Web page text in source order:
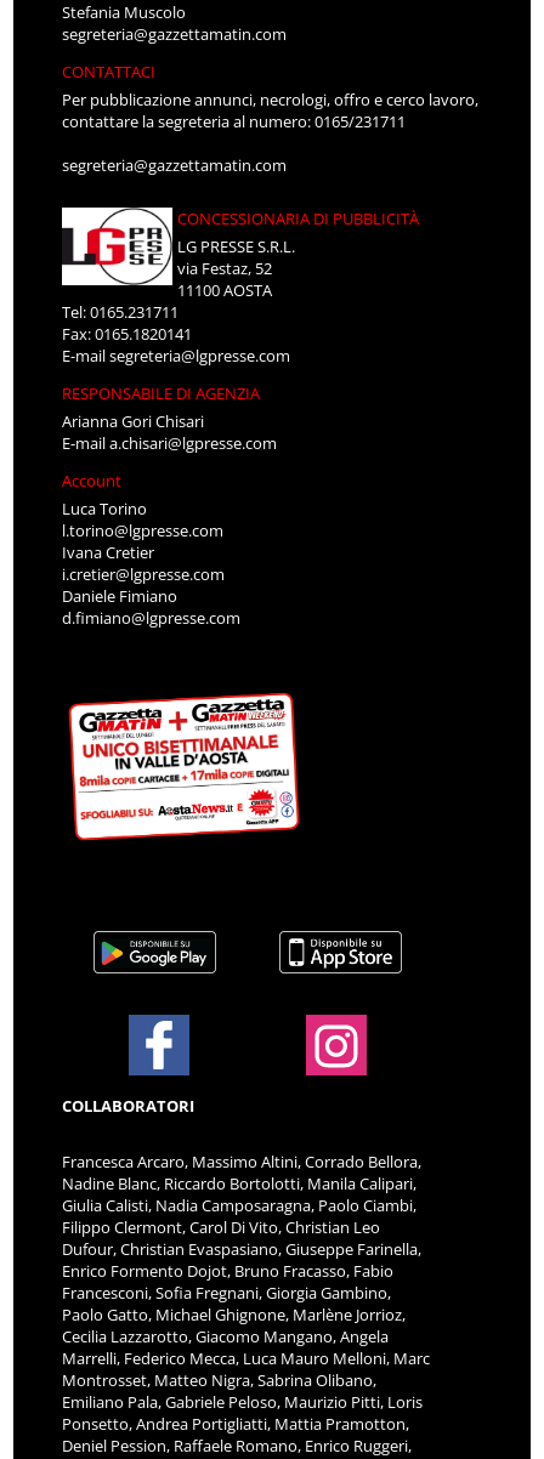
Stefania Muscolo
segreteria@gazzettamatin.com
CONTATTACI
Per pubblicazione annunci, necrologi, offro e cerco lavoro,
contattare la segreteria al numero: 0165/231711
segreteria@gazzettamatin.com
CONCESSIONARIA DI PUBBLICITÀ
LG PRESSE S.R.L.
via Festaz, 52
11100 AOSTA
Tel: 0165.231711
Fax: 0165.1820141
E-mailsegreteria@lgpresse.com
RESPONSABILE DI AGENZIA
Arianna Gori Chisari
E-maila.chisari@lgpresse.com
Account
Luca Torino
l.torino@lgpresse.com
Ivana Cretier
i.cretier@lgpresse.com
Daniele Fimiano
d.fimiano@lgpresse.com
COLLABORATORI
Francesca Arcaro, Massimo Altini, Corrado Bellora,
Nadine Blanc, Riccardo Bortolotti, Manila Calipari,
Giulia Calisti, Nadia Camposaragna, Paolo Ciambi,
Filippo Clermont, Carol Di Vito, Christian Leo
Dufour, Christian Evaspasiano, Giuseppe Farinella,
Enrico Formento Dojot, Bruno Fracasso, Fabio
Francesconi, Sofia Fregnani, Giorgia Gambino,
Paolo Gatto, Michael Ghignone, Marlène Jorrioz,
Cecilia Lazzarotto, Giacomo Mangano, Angela
Marrelli, Federico Mecca, Luca Mauro Melloni, Marc
Montrosset, Matteo Nigra, Sabrina Olibano,
Emiliano Pala, Gabriele Peloso, Maurizio Pitti, Loris
Ponsetto, Andrea Portigliatti, Mattia Pramotton,
Deniel Pession, Raffaele Romano, Enrico Ruggeri,